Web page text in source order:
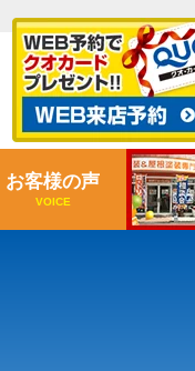
お客様の声
VOICE